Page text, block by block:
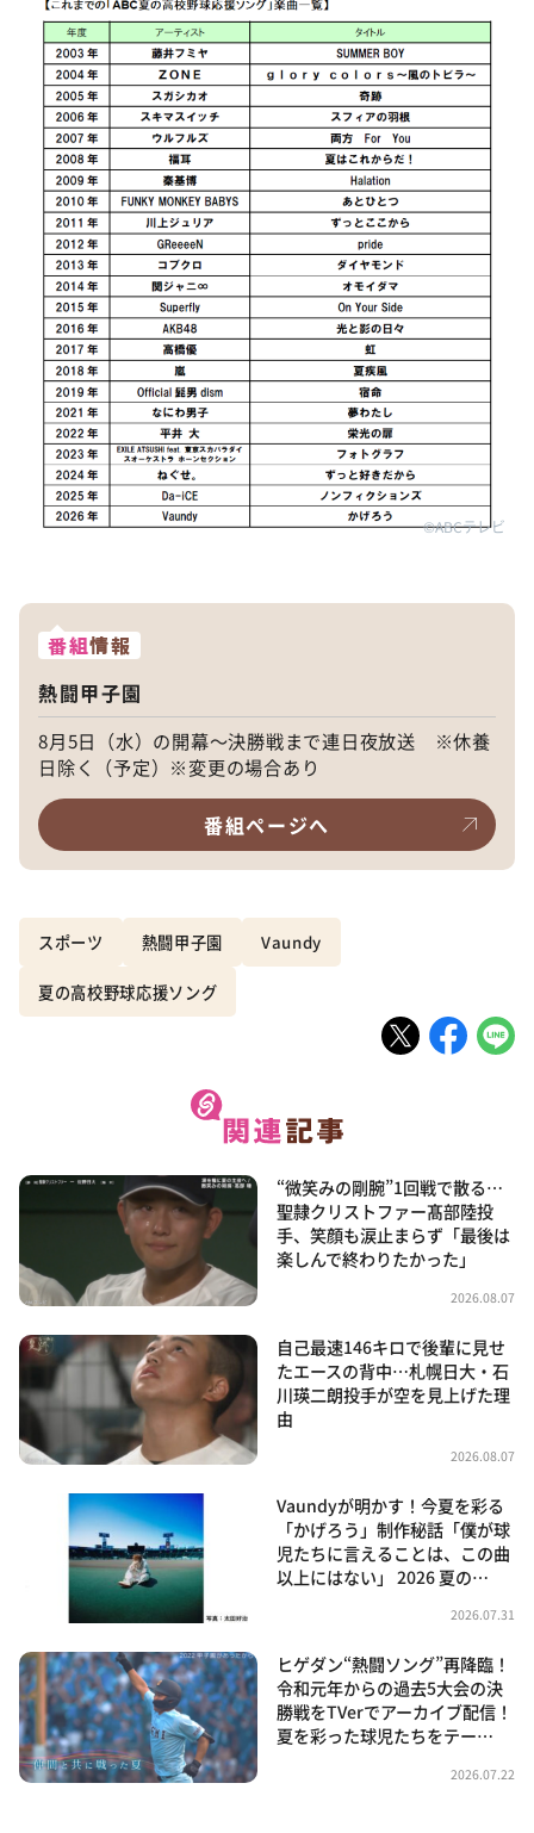
©ABCテレビ
番組情報
熱闘甲子園
8月5日（水）の開幕〜決勝戦まで連日夜放送 ※休養
日除く（予定）※変更の場合あり
番組ページへ
スポーツ 熱闘甲子園 Vaundy
夏の高校野球応援ソング
“微笑みの剛腕”1回戦で散る…
聖隷クリストファー髙部陸投
手、笑顔も涙止まらず「最後は
楽しんで終わりたかった」
2026.08.07
自己最速146キロで後輩に見せ
たエースの背中…札幌日大・石
川瑛二朗投手が空を見上げた理
由
2026.08.07
Vaundyが明かす！今夏を彩る
「かげろう」制作秘話「僕が球
児たちに言えることは、この曲
以上にはない」 2026 夏の…
2026.07.31
ヒゲダン“熱闘ソング”再降臨！
令和元年からの過去5大会の決
勝戦をTVerでアーカイブ配信！
夏を彩った球児たちをテー…
2026.07.22